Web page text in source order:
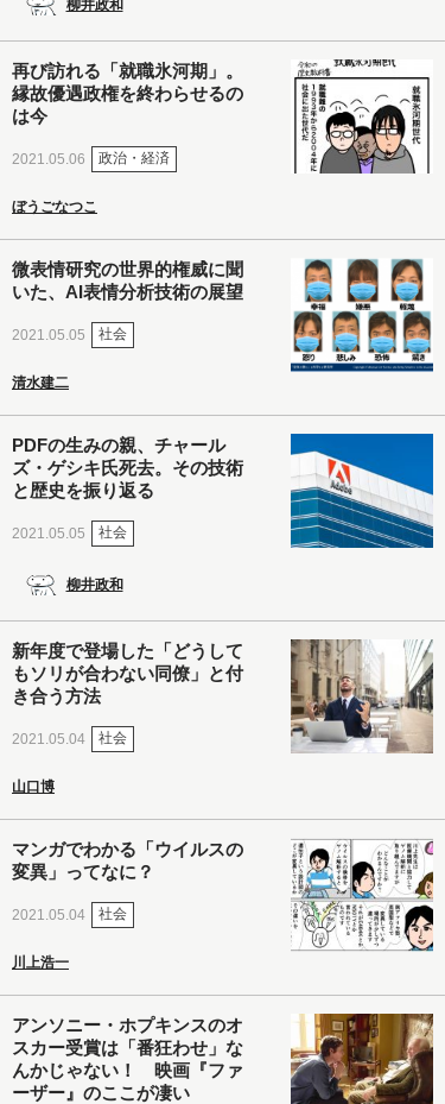
柳井政和
再び訪れる「就職氷河期」。
縁故優遇政権を終わらせるの
は今
2021.05.06 政治・経済
ぼうごなつこ
微表情研究の世界的権威に聞
いた、AI表情分析技術の展望
2021.05.05 社会
清水建二
PDFの生みの親、チャール
ズ・ゲシキ氏死去。その技術
と歴史を振り返る
2021.05.05 社会
柳井政和
新年度で登場した「どうして
もソリが合わない同僚」と付
き合う方法
2021.05.04 社会
山口博
マンガでわかる「ウイルスの
変異」ってなに？
2021.05.04 社会
川上浩一
アンソニー・ホプキンスのオ
スカー受賞は「番狂わせ」な
んかじゃない！ 映画『ファ
ーザー』のここが凄い